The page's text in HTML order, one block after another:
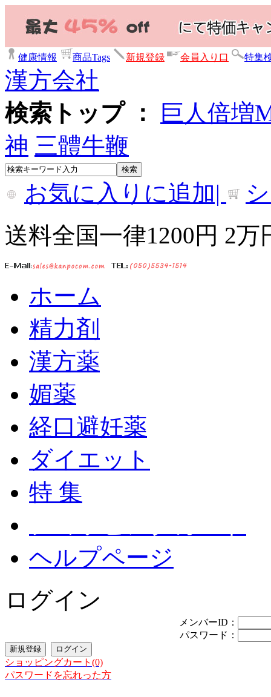
健康情報 商品Tags 新規登録 会員入り口 特集
漢方会社
検索トップ ：
巨人倍増
神 三體牛鞭
お気に入りに追加|
送料全国一律1200円 2
ホーム
精力剤
漢方薬
媚薬
経口避妊薬
ダイエット
特 集
ヘルプページ
ログイン
メンバーID：
パスワード：
ショッピングカート(0)
パスワードを忘れった方